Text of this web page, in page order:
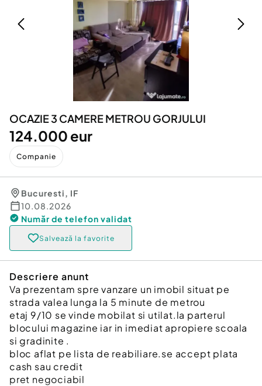
Servicii
Animale de companie
Afaceri și echipamente profesionale
Inchiriere Bunuri si Vehicule
Utilaje agricole si industriale
Piese auto si accesorii
OCAZIE 3 CAMERE METROU GORJULUI
124.000 eur
Companie
Bucuresti, IF
10.08.2026
Număr de telefon validat
Salvează la favorite
Descriere anunt
Va prezentam spre vanzare un imobil situat pe
strada valea lunga la 5 minute de metrou
etaj 9/10 se vinde mobilat si utilat.la parterul
blocului magazine iar in imediat apropiere scoala
si gradinite .
bloc aflat pe lista de reabiliare.se accept plata
cash sau credit
pret negociabil